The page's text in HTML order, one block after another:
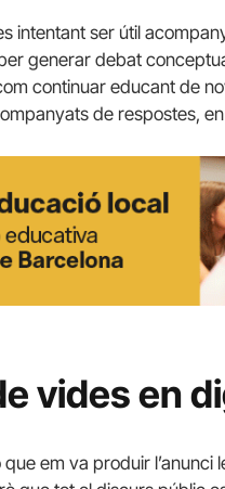
intentant ser útil
generar debat
continuar educant de
de respostes,
vides en
em va produir